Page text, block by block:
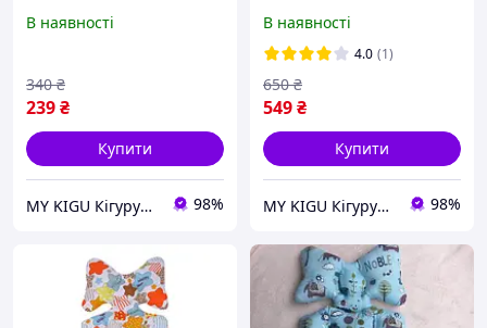
В наявності
239₴
340 ₴
Купити
MY KIGU Кігурумі для вієї родини! 98%
В наявності
4.0 (1)
549₴
650 ₴
Купити
MY KIGU Кігурумі для вієї родини! 98%